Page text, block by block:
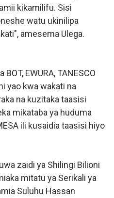
kikamilifu. Sisi
watu ukinilipa
amesema Ulega.
EWURA, TANESCO
yao kwa wakati na
na kuzitaka taasisi
mikataba ya huduma
ili kusaidia taasisi hiyo
zaidi ya Shilingi Bilioni
mitatu ya Serikali ya
Suluhu Hassan